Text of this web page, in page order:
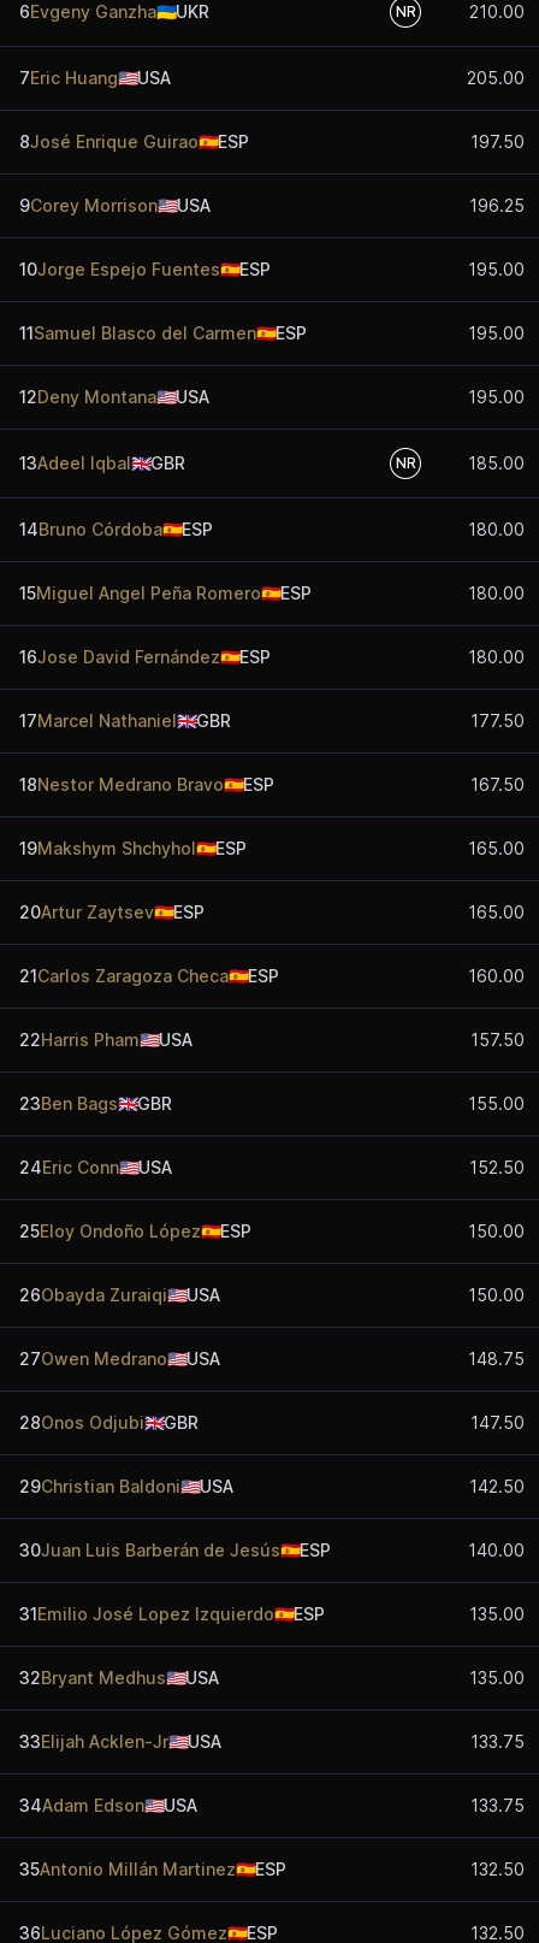
6Evgeny Ganzha🇺🇦UKR NR 210.00
7Eric Huang🇺🇸USA 205.00
8José Enrique Guirao🇪🇸ESP 197.50
9Corey Morrison🇺🇸USA 196.25
10Jorge Espejo Fuentes🇪🇸ESP 195.00
11Samuel Blasco del Carmen🇪🇸ESP 195.00
12Deny Montana🇺🇸USA 195.00
13Adeel Iqbal🇬🇧GBR NR 185.00
14Bruno Córdoba🇪🇸ESP 180.00
15Miguel Angel Peña Romero🇪🇸ESP 180.00
16Jose David Fernández🇪🇸ESP 180.00
17Marcel Nathaniel🇬🇧GBR 177.50
18Nestor Medrano Bravo🇪🇸ESP 167.50
19Makshym Shchyhol🇪🇸ESP 165.00
20Artur Zaytsev🇪🇸ESP 165.00
21Carlos Zaragoza Checa🇪🇸ESP 160.00
22Harris Pham🇺🇸USA 157.50
23Ben Bags🇬🇧GBR 155.00
24Eric Conn🇺🇸USA 152.50
25Eloy Ondoño López🇪🇸ESP 150.00
26Obayda Zuraiqi🇺🇸USA 150.00
27Owen Medrano🇺🇸USA 148.75
28Onos Odjubi🇬🇧GBR 147.50
29Christian Baldoni🇺🇸USA 142.50
30Juan Luis Barberán de Jesús🇪🇸ESP 140.00
31Emilio José Lopez Izquierdo🇪🇸ESP 135.00
32Bryant Medhus🇺🇸USA 135.00
33Elijah Acklen-Jr🇺🇸USA 133.75
34Adam Edson🇺🇸USA 133.75
35Antonio Millán Martinez🇪🇸ESP 132.50
36Luciano López Gómez🇪🇸ESP 132.50